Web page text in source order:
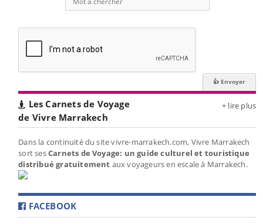
Les Carnets de Voyage
de Vivre Marrakech
+ lire plus
Dans la continuité du site vivre-marrakech.com, Vivre Marrakech
sort sesCarnets de Voyage: un guide culturel et touristique
distribué gratuitement aux voyageurs en escale à Marrakech.
FACEBOOK